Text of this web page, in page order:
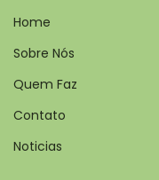
Home
Sobre Nós
Quem Faz
Contato
Noticias